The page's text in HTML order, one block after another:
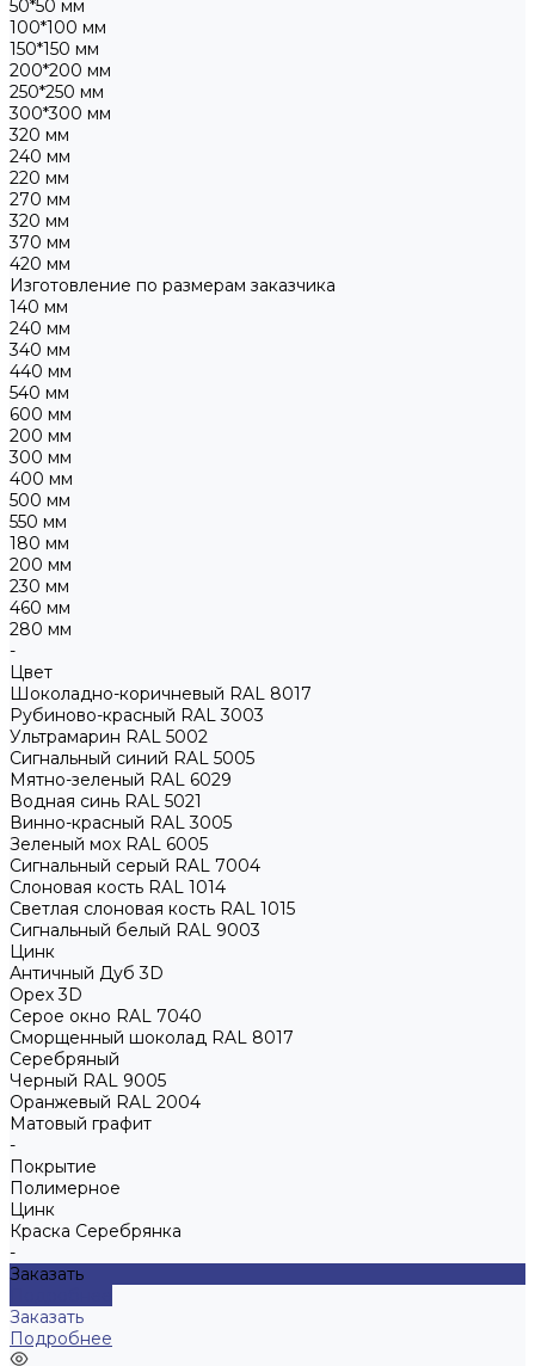
50*50 мм
100*100 мм
150*150 мм
200*200 мм
250*250 мм
300*300 мм
320 мм
240 мм
220 мм
270 мм
320 мм
370 мм
420 мм
Изготовление по размерам заказчика
140 мм
240 мм
340 мм
440 мм
540 мм
600 мм
200 мм
300 мм
400 мм
500 мм
550 мм
180 мм
200 мм
230 мм
460 мм
280 мм
-
Цвет
Шоколадно-коричневый RAL 8017
Рубиново-красный RAL 3003
Ультрамарин RAL 5002
Сигнальный синий RAL 5005
Мятно-зеленый RAL 6029
Водная синь RAL 5021
Винно-красный RAL 3005
Зеленый мох RAL 6005
Сигнальный серый RAL 7004
Слоновая кость RAL 1014
Светлая слоновая кость RAL 1015
Сигнальный белый RAL 9003
Цинк
Античный Дуб 3D
Орех 3D
Серое окно RAL 7040
Сморщенный шоколад RAL 8017
Серебряный
Черный RAL 9005
Оранжевый RAL 2004
Матовый графит
-
Покрытие
Полимерное
Цинк
Краска Серебрянка
-
Заказать
Заказать
Подробнее